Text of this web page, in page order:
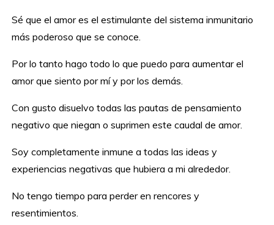
Sé que el amor es el estimulante del sistema inmunitario
más poderoso que se conoce.
Por lo tanto hago todo lo que puedo para aumentar el
amor que siento por mí y por los demás.
Con gusto disuelvo todas las pautas de pensamiento
negativo que niegan o suprimen este caudal de amor.
Soy completamente inmune a todas las ideas y
experiencias negativas que hubiera a mi alrededor.
No tengo tiempo para perder en rencores y
resentimientos.